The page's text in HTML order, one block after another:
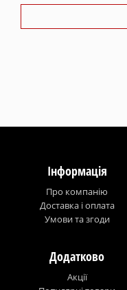
Інформація
Про компанію
Доставка і оплата
Умови та згоди
Додатково
Акції